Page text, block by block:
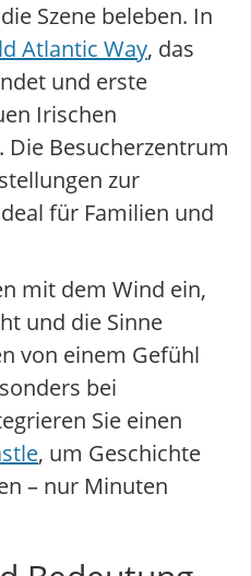
Szene beleben. In
Atlantic Way, das
und erste
Irischen
Besucherzentrum
zur
für Familien und
mit dem Wind ein,
und die Sinne
von einem Gefühl
bei
Sie einen
, um Geschichte
– nur Minuten